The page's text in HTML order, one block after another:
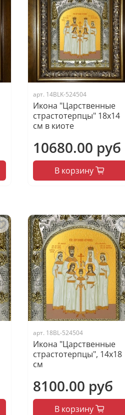
арт. 14BLK-524504
Икона "Царственные
страстотерпцы" 18х14
см в киоте
10680.00 руб
В корзину
арт. 18BL-524504
Икона "Царственные
страстотерпцы", 14х18
см
8100.00 руб
В корзину